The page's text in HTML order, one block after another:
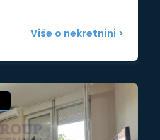
Više o nekretnini >